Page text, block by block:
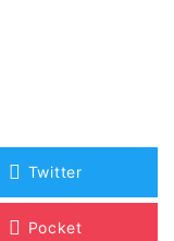
Twitter
Pocket